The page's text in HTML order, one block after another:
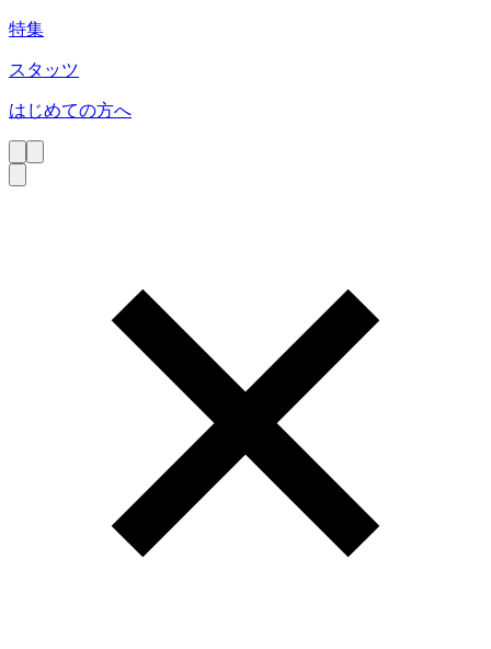
特集
スタッツ
はじめての方へ